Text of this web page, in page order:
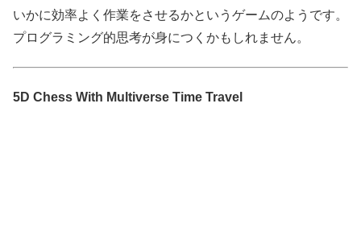
いかに効率よく作業をさせるかというゲームのようです。
プログラミング的思考が身につくかもしれません。
5D Chess With Multiverse Time Travel